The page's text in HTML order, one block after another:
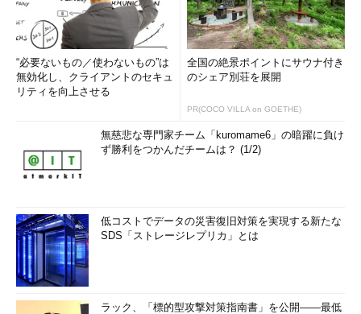
“必要ないもの／使わないもの”は
無効化し、クライアントのセキュ
リティを向上させる
全国の絶景ポイントにサウナ付き
のシェア別荘を展開
PR(COCO VILLA on GOETHE)
無慈悲な専門家チーム「kuromame6」の暗躍に負け
ず勝利をつかんだチームは？ (1/2)
低コストでデータの災害復旧対策を実現する新たな
SDS「ストレージレプリカ」とは
ラック、「標的型攻撃対策指南書」を公開――最低